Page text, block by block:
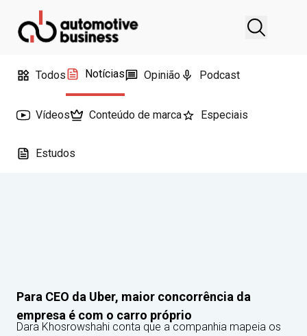
Todos Notícias Opinião Podcast
Vídeos Conteúdo de marca Especiais
Estudos
Para CEO da Uber, maior concorrência da
empresa é com o carro próprio
Dara Khosrowshahi conta que a companhia mapeia os